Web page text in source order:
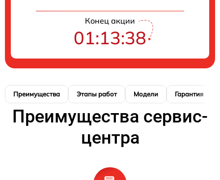
Конец акции
01:13:38
Преимущества Этапы работ Модели Гарантия
Преимущества сервис-
центра